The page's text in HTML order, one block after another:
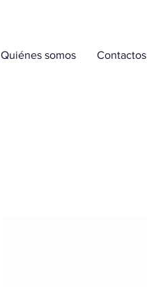
Quiénes somos Contactos